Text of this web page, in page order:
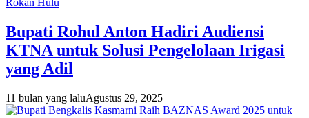
Rokan Hulu
Bupati Rohul Anton Hadiri Audiensi
KTNA untuk Solusi Pengelolaan Irigasi
yang Adil
11 bulan yang laluAgustus 29, 2025